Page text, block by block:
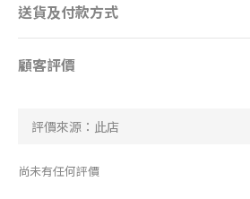
送貨及付款方式
顧客評價
尚未有任何評價